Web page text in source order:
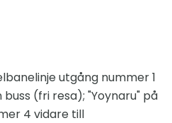
utgång nummer 1
(fri resa); "Yoynaru" på
4 vidare till